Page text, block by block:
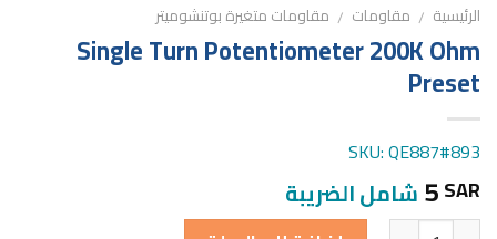
الرئيسية / مقاومات / مقاومات متغيرة بوتنشوميتر
Single Turn Potentiometer 200K Ohm
Preset
SKU: QE887#893
5SAR شامل الضريبة
الكمية